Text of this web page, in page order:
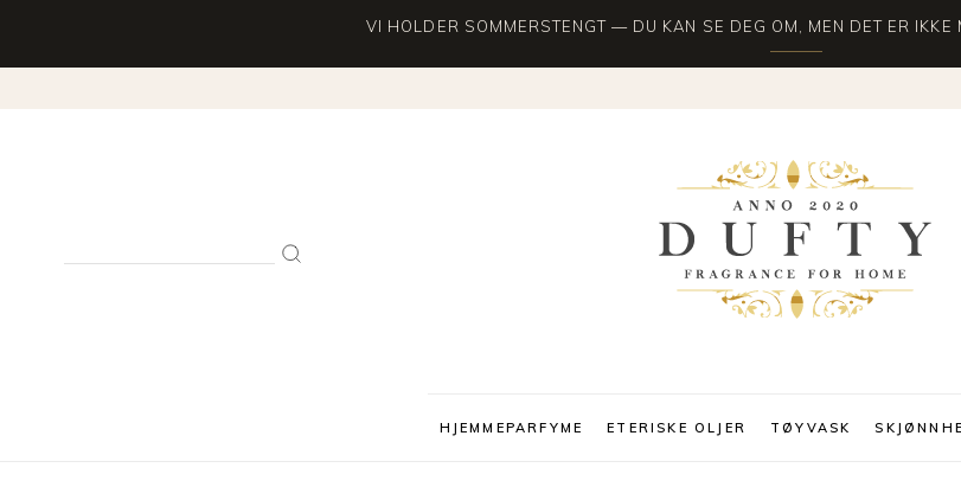
VI HOLDER SOMMERSTENGT — DU KAN SE DEG OM, MEN DET ER IKKE
HJEMMEPARFYME ETERISKE OLJER TØYVASK